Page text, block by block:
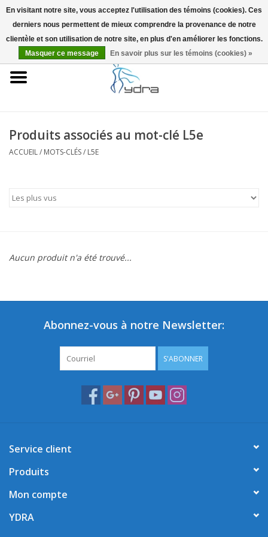
EUR
Accueil
Accessoires
Produits associés au mot-clé L5e
ACCUEIL/ MOTS-CLÉS/ L5E
Aucun produit n'a été trouvé...
Abonnez-vous à notre Newsletter:
S'ABONNER
Service client
Produits
Mon compte
YDRA
En visitant notre site, vous acceptez l'utilisation des témoins (cookies). Ces
derniers nous permettent de mieux comprendre la provenance de notre
clientèle et son utilisation de notre site, en plus d'en améliorer les fonctions.
Masquer ce message
En savoir plus sur les témoins (cookies) »